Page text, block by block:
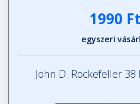
Fejezet hossza: 00:14:37
38./1. levél
1990 Ft
egyszeri
John D. Rockefeller